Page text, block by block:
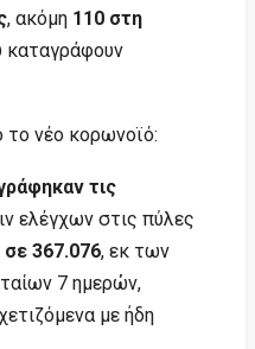
, ακόμη 110 στη
καταγράφουν
το νέο κορωνοϊό:
τις
ελέγχων στις πύλες
367.076, εκ των
7 ημερών,
με ήδη